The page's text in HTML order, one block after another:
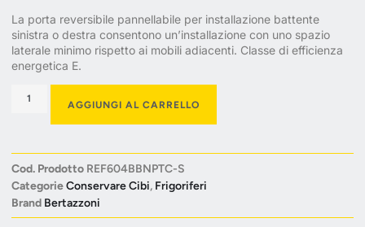
La porta reversibile pannellabile per installazione battente
sinistra o destra consentono un’installazione con uno spazio
laterale minimo rispetto ai mobili adiacenti. Classe di efficienza
energetica E.
AGGIUNGI AL CARRELLO
Cod. Prodotto REF604BBNPTC-S
CategorieConservare Cibi, Frigoriferi
Brand Bertazzoni